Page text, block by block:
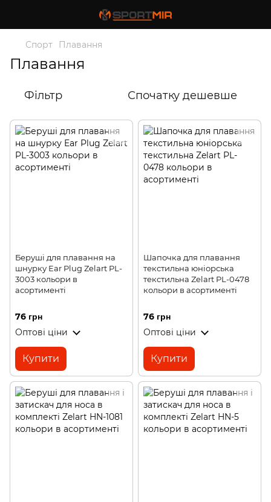
Спорт Плавання
Плавання
Фільтр Спочатку дешевше
Беруші для плавання на
шнурку Ear Plug Zelart PL-
3003 кольори в
асортименті
76 грн
Оптові ціни
Купити
Шапочка для плавання
текстильна юніорська
текстильна Zelart PL-0478
кольори в асортименті
76 грн
Оптові ціни
Купити